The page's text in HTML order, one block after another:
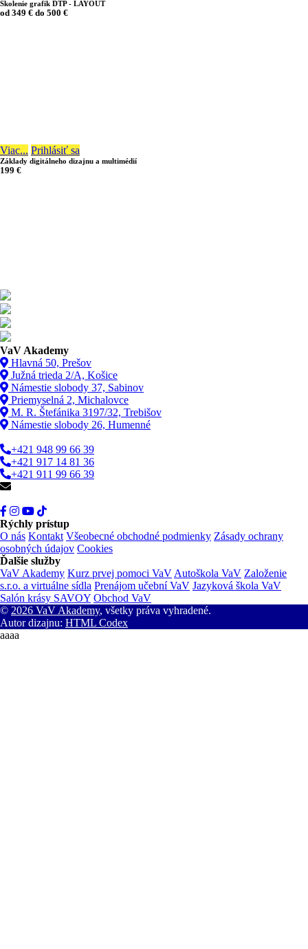
Školenie grafik DTP - LAYOUT
od 349 € do 500 €
Viac... Prihlásiť sa
Základy digitálneho dizajnu a multimédií
199 €
VaV Akademy
Hlavná 50, Prešov
Južná trieda 2/A, Košice
Námestie slobody 37, Sabinov
Priemyselná 2, Michalovce
M. R. Štefánika 3197/32, Trebišov
Námestie slobody 26, Humenné
+421 948 99 66 39
+421 917 14 81 36
+421 911 99 66 39
Rýchly prístup
O nás Kontakt Všeobecné obchodné podmienky Zásady ochrany
osobných údajov Cookies
Ďalšie služby
VaV Akademy Kurz prvej pomoci VaV Autoškola VaV Založenie
s.r.o. a virtuálne sídla Prenájom učební VaV Jazyková škola VaV
Salón krásy SAVOY Obchod VaV
© 2026 VaV Akademy, všetky práva vyhradené.
Autor dizajnu: HTML Codex
aaaa